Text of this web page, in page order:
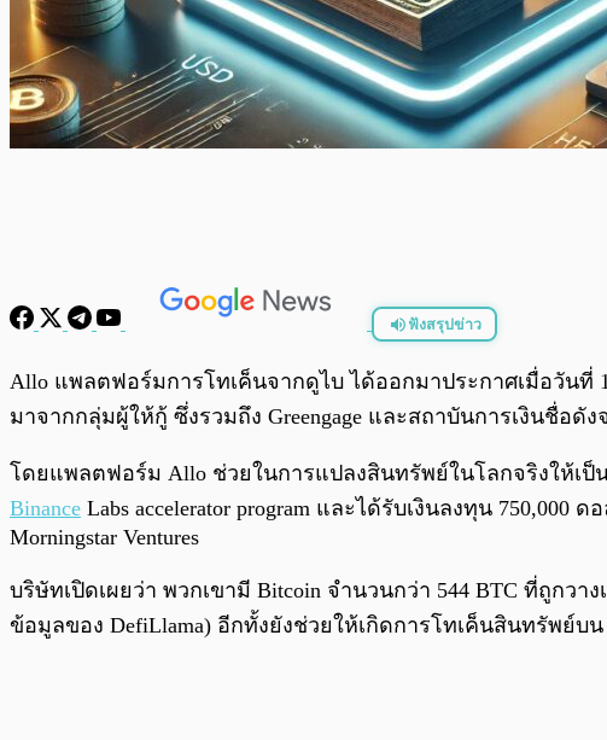
ฟังสรุปข่าว
พร้อมเล่น
Allo แพลตฟอร์มการโทเค็นจากดูไบ ได้ออกมาประกาศเมื่อวันที่
มาจากกลุ่มผู้ให้กู้ ซึ่งรวมถึง Greengage และสถาบันการเงินชื่อดัง
โดยแพลตฟอร์ม Allo ช่วยในการแปลงสินทรัพย์ในโลกจริงให้เ
Binance Labs accelerator program และได้รับเงินลงทุน 750,000
Morningstar Ventures
บริษัทเปิดเผยว่า พวกเขามี Bitcoin จำนวนกว่า 544 BTC ที่ถูกว
ข้อมูลของ DefiLlama) อีกทั้งยังช่วยให้เกิดการโทเค็นสินทรัพย์บน